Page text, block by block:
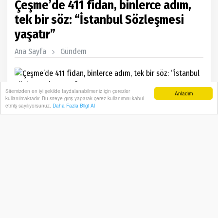
Anladım
Sitemizden en iyi şekilde faydalanabilmeniz için çerezler
kullanılmaktadır. Bu siteye giriş yaparak çerez kullanımını kabul
etmiş sayılıyorsunuz. Daha Fazla Bilgi Al
Çeşme’de 411 fidan, binlerce adım,
tek bir söz: “İstanbul Sözleşmesi
yaşatır”
Ana Sayfa Gündem
Başkan Denizli: “Yalnızca 2025 yılında erkek şiddetiyle